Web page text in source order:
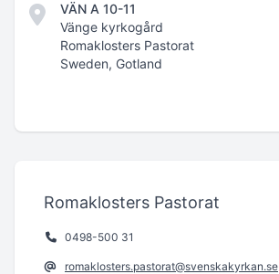
VÄN A 10-11
Vänge kyrkogård
Romaklosters Pastorat
Sweden, Gotland
Romaklosters Pastorat
0498-500 31
romaklosters.pastorat@svenskakyrkan.se